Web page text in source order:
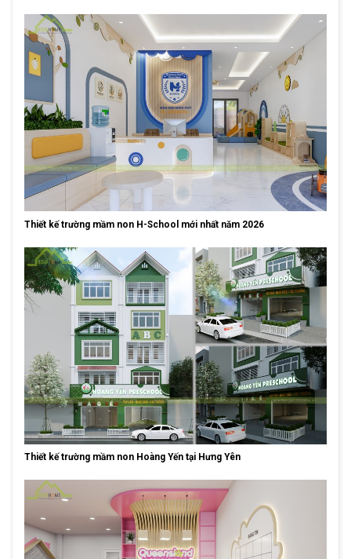
Thiết kế trường mầm non H-School mới nhất năm 2026
Thiết kế trường mầm non Hoàng Yến tại Hưng Yên